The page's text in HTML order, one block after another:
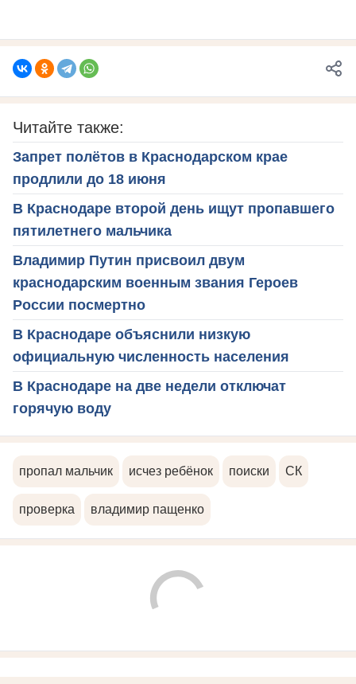
Читайте также:
Запрет полётов в Краснодарском крае
продлили до 18 июня
В Краснодаре второй день ищут пропавшего
пятилетнего мальчика
Владимир Путин присвоил двум
краснодарским военным звания Героев
России посмертно
В Краснодаре объяснили низкую
официальную численность населения
В Краснодаре на две недели отключат
горячую воду
пропал мальчик исчез ребёнок поиски СК
проверка владимир пащенко